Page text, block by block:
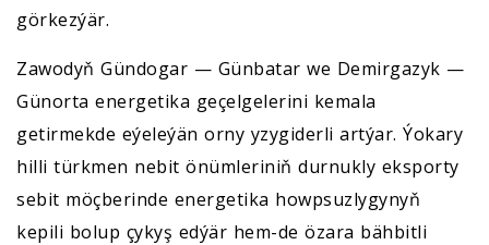
görkezýär.
Zawodyň Gündogar — Günbatar we Demirgazyk —
Günorta energetika geçelgelerini kemala
getirmekde eýeleýän orny yzygiderli artýar. Ýokary
hilli türkmen nebit önümleriniň durnukly eksporty
sebit möçberinde energetika howpsuzlygynyň
kepili bolup çykyş edýär hem-de özara bähbitli